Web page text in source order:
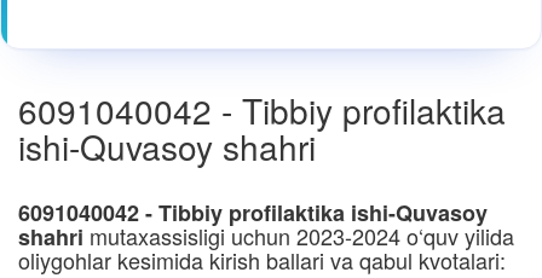
6091040042 - Tibbiy profilaktika
ishi-Quvasoy shahri
6091040042 - Tibbiy profilaktika ishi-Quvasoy
shahri mutaxassisligi uchun 2023-2024 o‘quv yilida
oliygohlar kesimida kirish ballari va qabul kvotalari: